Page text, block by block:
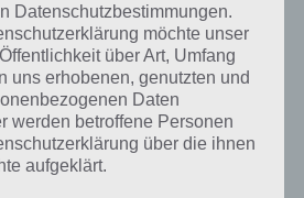
zur Lösung
Datenschutzbestimmungen.
möchte unser
über Art, Umfang
uns erhobenen, genutzten und
Daten
werden betroffene Personen
über die ihnen
aufgeklärt.